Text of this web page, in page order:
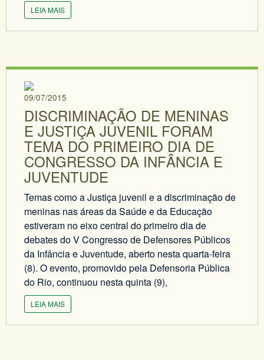
LEIA MAIS
09/07/2015
DISCRIMINAÇÃO DE MENINAS
E JUSTIÇA JUVENIL FORAM
TEMA DO PRIMEIRO DIA DE
CONGRESSO DA INFÂNCIA E
JUVENTUDE
Temas como a Justiça juvenil e a discriminação de
meninas nas áreas da Saúde e da Educação
estiveram no eixo central do primeiro dia de
debates do V Congresso de Defensores Públicos
da Infância e Juventude, aberto nesta quarta-feira
(8). O evento, promovido pela Defensoria Pública
do Rio, continuou nesta quinta (9),
LEIA MAIS